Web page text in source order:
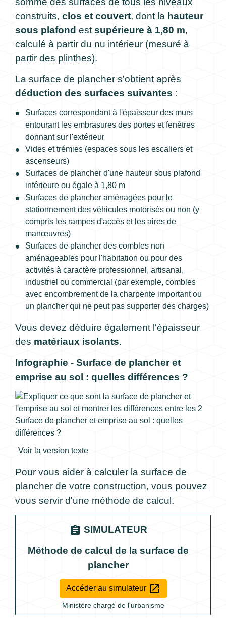
construits, clos et couvert, dont la hauteur
sous plafond est supérieure à 1,80 m,
calculé à partir du nu intérieur (mesuré à
partir des plinthes).
La surface de plancher s'obtient après
déduction des surfaces suivantes :
Surfaces correspondant à l'épaisseur des murs
entourant les embrasures des portes et fenêtres
donnant sur l'extérieur
Vides et trémies (espaces sous les escaliers et
ascenseurs)
Surfaces de plancher d'une hauteur sous plafond
inférieure ou égale à 1,80 m
Surfaces de plancher aménagées pour le
stationnement des véhicules motorisés ou non (y
compris les rampes d'accès et les aires de
manœuvres)
Surfaces de plancher des combles non
aménageables pour l'habitation ou pour des
activités à caractère professionnel, artisanal,
industriel ou commercial (par exemple, combles
avec encombrement de la charpente important ou
un plancher qui ne peut pas supporter des charges)
Vous devez déduire également l'épaisseur
des matériaux isolants.
Infographie - Surface de plancher et
emprise au sol : quelles différences ?
Surface de plancher et emprise au sol : quelles
différences ?
Voir la version texte
Pour vous aider à calculer la surface de
plancher de votre construction, vous pouvez
vous servir d'une méthode de calcul.
assignment SIMULATEUR
Méthode de calcul de la surface de
plancher
Accéder au simulateur open_in_new
Ministère chargé de l'urbanisme